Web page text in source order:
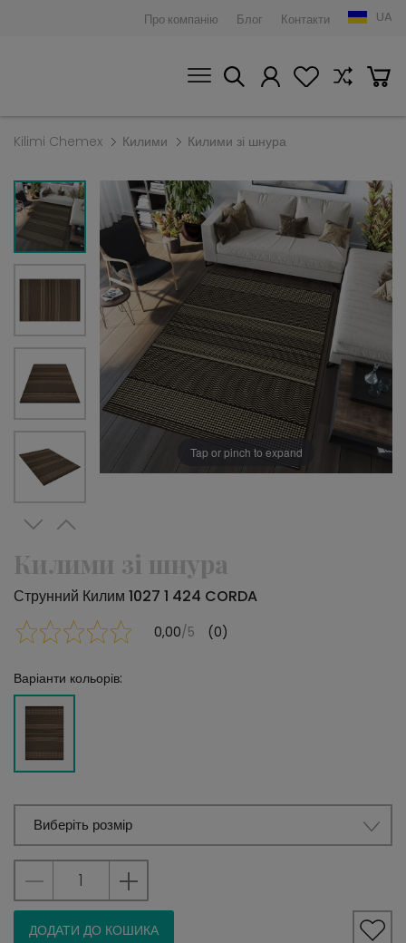
Про компанію Блог Контакти UA
Kilimi Chemex Килими Килими зі шнура
Tap or pinch to expand
Килими зі шнура
Струнний Килим 1027 1 424 CORDA
0,00/5 (0)
Варіанти кольорів:
Виберіть розмір
ДОДАТИ ДО КОШИКА